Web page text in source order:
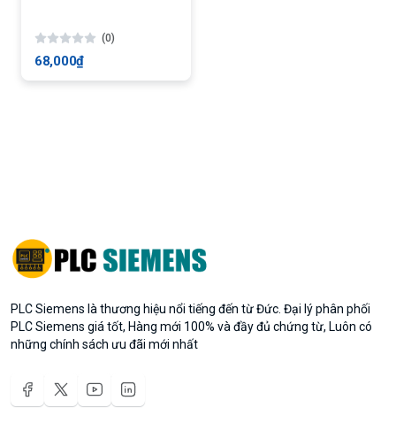
(0)
68,000₫
PLC Siemens là thương hiệu nổi tiếng đến từ Đức. Đại lý phân phối
PLC Siemens giá tốt, Hàng mới 100% và đầy đủ chứng từ, Luôn có
những chính sách ưu đãi mới nhất